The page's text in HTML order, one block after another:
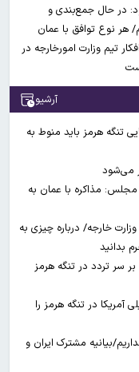
در حال جمع‌بندی و
هر نوع توافق با عمان
تیم وزارت امورخارجه در
آرشیو
تنگه هرمز باید منوط به
می‌شود
مذاکره با عمان به
خارجه/ درباره چیزی به
بدانید
سر تردد در تنگه هرمز
در تنگه هرمز را
بیانیه مشترک ایران و